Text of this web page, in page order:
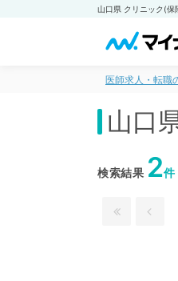
医師求人・転職
山口
検索結果 2件